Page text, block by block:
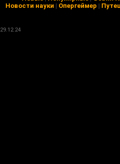
Новости науки | Опергеймер |
29.12.24